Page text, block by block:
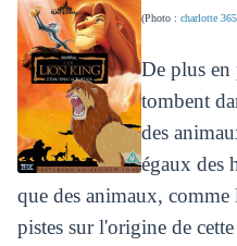
(Photo : charlotte
De plus en
tombent
des
égaux des
que des animaux,
pistes sur l'origine de